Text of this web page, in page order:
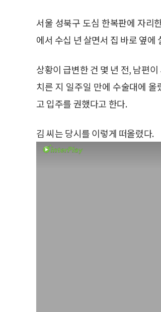
서울 성북구 도심 한복판에 자리
에서 수십 년 살면서 집 바로 옆
상황이 급변한 건 몇 년 전, 남편
치른 지 일주일 만에 수술대에
고 입주를 권했다고 한다.
김 씨는 당시를 이렇게 떠올렸다.